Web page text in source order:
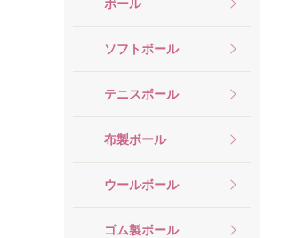
ボール
ソフトボール
テニスボール
布製ボール
ウールボール
ゴム製ボール